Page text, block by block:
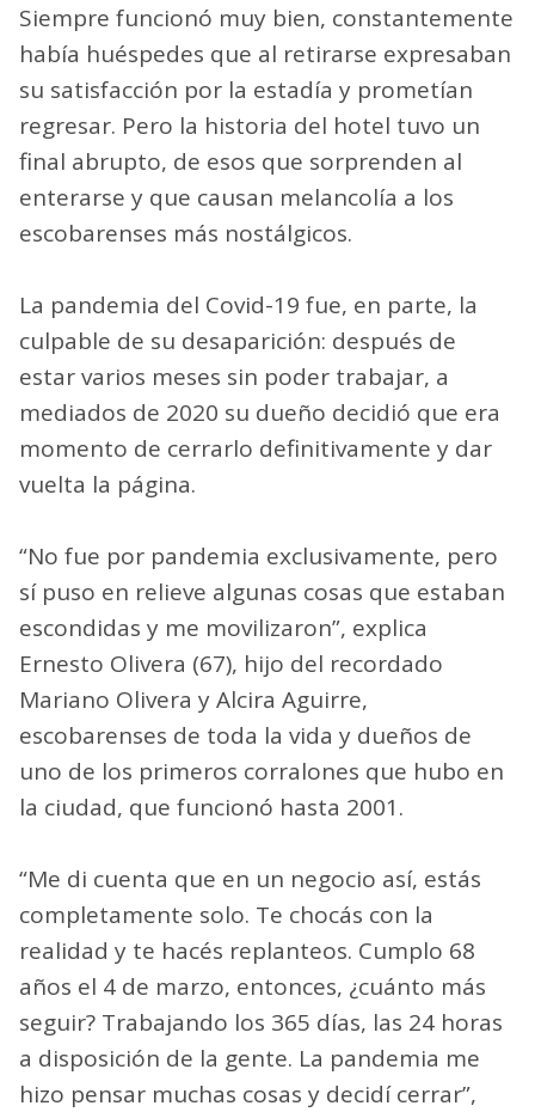
Siempre funcionó muy bien, constantemente
había huéspedes que al retirarse expresaban
su satisfacción por la estadía y prometían
regresar. Pero la historia del hotel tuvo un
final abrupto, de esos que sorprenden al
enterarse y que causan melancolía a los
escobarenses más nostálgicos.
La pandemia del Covid-19 fue, en parte, la
culpable de su desaparición: después de
estar varios meses sin poder trabajar, a
mediados de 2020 su dueño decidió que era
momento de cerrarlo definitivamente y dar
vuelta la página.
“No fue por pandemia exclusivamente, pero
sí puso en relieve algunas cosas que estaban
escondidas y me movilizaron”, explica
Ernesto Olivera (67), hijo del recordado
Mariano Olivera y Alcira Aguirre,
escobarenses de toda la vida y dueños de
uno de los primeros corralones que hubo en
la ciudad, que funcionó hasta 2001.
“Me di cuenta que en un negocio así, estás
completamente solo. Te chocás con la
realidad y te hacés replanteos. Cumplo 68
años el 4 de marzo, entonces, ¿cuánto más
seguir? Trabajando los 365 días, las 24 horas
a disposición de la gente. La pandemia me
hizo pensar muchas cosas y decidí cerrar”,